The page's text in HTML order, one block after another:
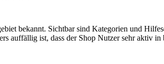
bekannt. Sichtbar sind Kategorien und
auffällig ist, dass der Shop Nutzer sehr aktiv